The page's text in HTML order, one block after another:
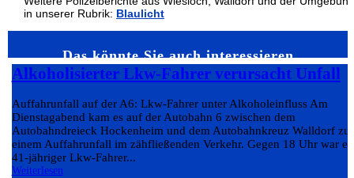
in unserer Rubrik: Blaulicht
Das könnte Sie auch interessieren…
Alkoholisierter Lkw-Fahrer verursacht Unfall
Auffahrunfall auf der A6: Lkw-Fahrer unter Alkoholeinfluss Am
Dienstagabend kam es auf der Autobahn 6 zwischen dem
Autobahndreieck Hockenheim und dem Autobahnkreuz Walldorf zu
einem Auffahrunfall im zähfließenden Verkehr. Gegen 18 Uhr war
41-jähriger Lkw-Fahrer...
Weiterlesen